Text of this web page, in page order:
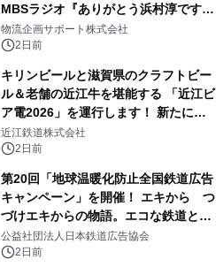
MBSラジオ『ありがとう浜村淳です』
にて8月1日(土)より
物流企画サポート株式会社
2日前
キリンビールと滋賀県のクラフトビー
ル＆老舗の近江牛を堪能する 「近江ビ
ア電2026」を運行します！ 新たに
「長濱浪漫ビール」が参加！キリン一
番搾り飲み放題が復活！
近江鉄道株式会社
2日前
第20回「地球温暖化防止全国鉄道広告
キャンペーン」を開催！ エキから つ
づけエキからの物語。エコな鉄道とと
もに。
公益社団法人日本鉄道広告協会
2日前